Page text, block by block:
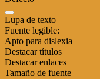
Lupa de texto
Fuente legible:
Apto para dislexia
Destacar títulos
Destacar enlaces
Tamaño de fuente